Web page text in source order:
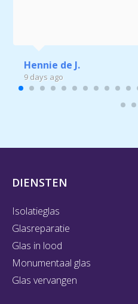
Hennie de J.
9 days ago
DIENSTEN
Isolatieglas
Glasreparatie
Glas in lood
Monumentaal glas
Glas vervangen